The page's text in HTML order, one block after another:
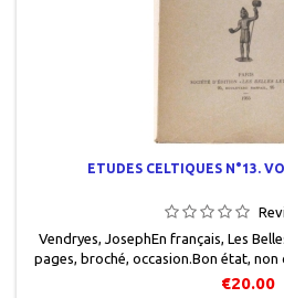
ETUDES CELTIQUES N°13.
Vendryes, Joseph En français , Les
pages , broché , occasion.Bon état,
insolés .
€20.00